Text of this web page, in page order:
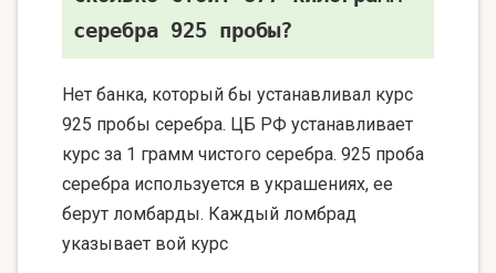
серебра 925 пробы?
Нет банка, который бы устанавливал курс
925 пробы серебра. ЦБ РФ устанавливает
курс за 1 грамм чистого серебра. 925 проба
серебра используется в украшениях, ее
берут ломбарды. Каждый ломбрад
указывает вой курс